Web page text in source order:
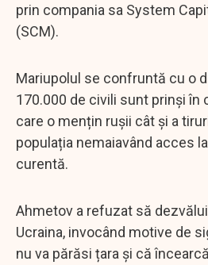
prin compania sa System
(SCM).
Mariupolul se confruntă cu o
170.000 de civili sunt prinși în
care o mențin rușii cât și a
populația nemaiavând acces
curentă.
Ahmetov a refuzat să
Ucraina, invocând motive de
nu va părăsi țara și că